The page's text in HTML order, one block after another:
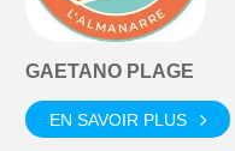
GAETANO PLAGE
EN SAVOIR PLUS